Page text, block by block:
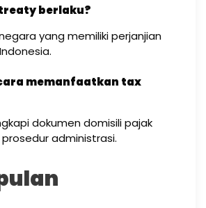
berlaku?
yang memiliki perjanjian
memanfaatkan tax
dokumen domisili pajak
administrasi.